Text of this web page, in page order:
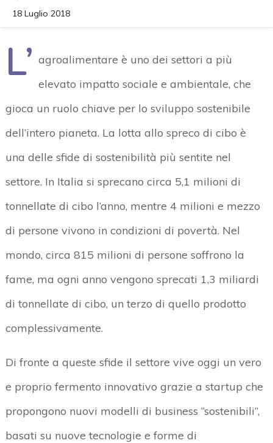
18 Luglio 2018
L’ agroalimentare è uno dei settori a più
elevato impatto sociale e ambientale, che
gioca un ruolo chiave per lo sviluppo sostenibile
dell’intero pianeta. La lotta allo spreco di cibo è
una delle sfide di sostenibilità più sentite nel
settore. In Italia si sprecano circa 5,1 milioni di
tonnellate di cibo l’anno, mentre 4 milioni e mezzo
di persone vivono in condizioni di povertà. Nel
mondo, circa 815 milioni di persone soffrono la
fame, ma ogni anno vengono sprecati 1,3 miliardi
di tonnellate di cibo, un terzo di quello prodotto
complessivamente.
Di fronte a queste sfide il settore vive oggi un vero
e proprio fermento innovativo grazie a startup che
propongono nuovi modelli di business “sostenibili”,
basati su nuove tecnologie e forme di